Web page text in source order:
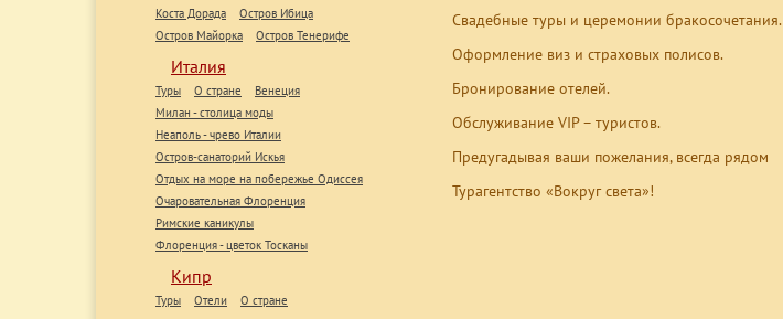
Коста Дорада
Остров Ибица
Остров Майорка
Остров Тенерифе
Италия
Туры О стране
Венеция
Милан - столица моды
Неаполь - чрево Италии
Остров-санаторий Искья
Отдых на море на побережье Одиссея
Очаровательная Флоренция
Римские каникулы
Флоренция - цветок Тосканы
Кипр
Туры Отели О стране
Свадебные туры и церемонии бракосочетания.
Оформление виз и страховых полисов.
Бронирование отелей.
Обслуживание VIP – туристов.
Предугадывая ваши пожелания, всегда рядом
Турагентство «Вокруг света»!